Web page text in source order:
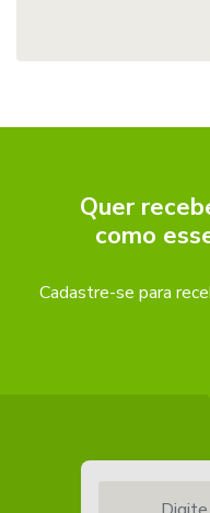
Quer
como
Cadastre-se para